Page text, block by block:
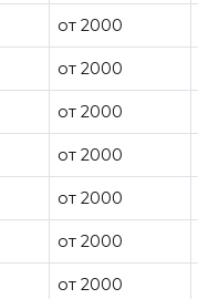
от 2000
от 2000
от 2000
от 2000
от 2000
от 2000
от 2000